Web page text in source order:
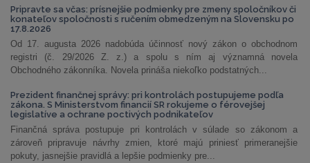
Pripravte sa včas: prísnejšie podmienky pre zmeny spoločníkov či
konateľov spoločnosti s ručením obmedzeným na Slovensku po
17.8.2026
Od 17. augusta 2026 nadobúda účinnosť nový zákon o obchodnom
registri (č. 29/2026 Z. z.) a spolu s ním aj významná novela
Obchodného zákonníka. Novela prináša niekoľko podstatných...
Prezident finančnej správy: pri kontrolách postupujeme podľa
zákona. S Ministerstvom financií SR rokujeme o férovejšej
legislatíve a ochrane poctivých podnikateľov
Finančná správa postupuje pri kontrolách v súlade so zákonom a
zároveň pripravuje návrhy zmien, ktoré majú priniesť primeranejšie
pokuty, jasnejšie pravidlá a lepšie podmienky pre...